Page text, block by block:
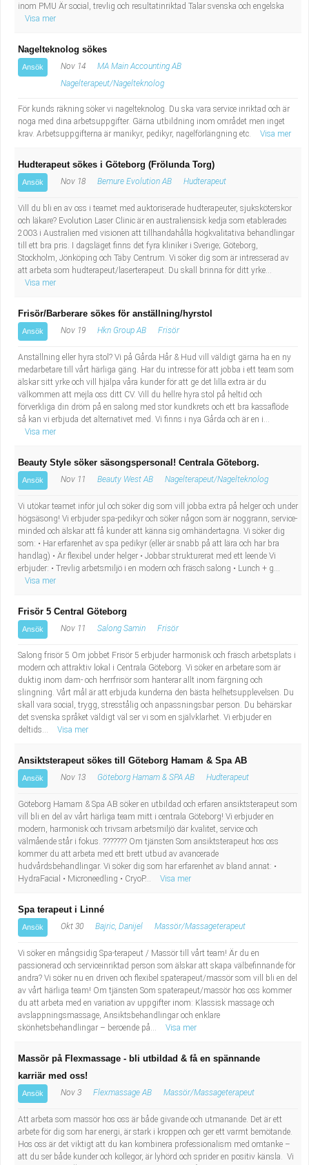
inom PMU Är social, trevlig och resultatinriktad Talar svenska och engelska
Visa mer
Nagelteknolog sökes
Ansök Nov 14
MA Main Accounting AB
Nagelterapeut/Nagelteknolog
För kunds räkning söker vi nagelteknolog. Du ska vara service inriktad och är
noga med dina arbetsuppgifter. Gärna utbildning inom området men inget
krav. Arbetsuppgifterna är manikyr, pedikyr, nagelförlängning etc.
Visa mer
Hudterapeut sökes i Göteborg (Frölunda Torg)
Ansök Nov 18 Bemure Evolution AB Hudterapeut
Vill du bli en av oss i teamet med auktoriserade hudterapeuter, sjuksköterskor
och läkare? Evolution Laser Clinic är en australiensisk kedja som etablerades
2003 i Australien med visionen att tillhandahålla högkvalitativa behandlingar
till ett bra pris. I dagsläget finns det fyra kliniker i Sverige; Göteborg,
Stockholm, Jönköping och Täby Centrum. Vi söker dig som är intresserad av
att arbeta som hudterapeut/laserterapeut. Du skall brinna för ditt yrke...
Visa mer
Frisör/Barberare sökes för anställning/hyrstol
Ansök Nov 19 Hkn Group AB Frisör
Anställning eller hyra stol? Vi på Gårda Hår & Hud vill väldigt gärna ha en ny
medarbetare till vårt härliga gäng. Har du intresse för att jobba i ett team som
älskar sitt yrke och vill hjälpa våra kunder för att ge det lilla extra är du
välkommen att mejla oss ditt CV. Vill du hellre hyra stol på heltid och
förverkliga din dröm på en salong med stor kundkrets och ett bra kassaflöde
så kan vi erbjuda det alternativet med. Vi finns i nya Gårda och är en i...
Visa mer
Beauty Style söker säsongspersonal! Centrala Göteborg.
Ansök Nov 11 Beauty West AB Nagelterapeut/Nagelteknolog
Vi utökar teamet inför jul och söker dig som vill jobba extra på helger och under
högsäsong! Vi erbjuder spa-pedikyr och söker någon som är noggrann, service-
minded och älskar att få kunder att känna sig omhändertagna. Vi söker dig
som: • Har erfarenhet av spa pedikyr (eller är snabb på att lära och har bra
handlag) • Är flexibel under helger • Jobbar strukturerat med ett leende Vi
erbjuder: • Trevlig arbetsmiljö i en modern och fräsch salong • Lunch + g...
Visa mer
Frisör 5 Central Göteborg
Ansök Nov 11 Salong Samin Frisör
Salong frisör 5 Om jobbet Frisör 5 erbjuder harmonisk och fräsch arbetsplats i
modern och attraktiv lokal i Centrala Göteborg. Vi söker en arbetare som är
duktig inom dam- och herrfrisör som hanterar allt inom färgning och
slingning. Vårt mål är att erbjuda kunderna den bästa helhetsupplevelsen. Du
skall vara social, trygg, stresstålig och anpassningsbar person. Du behärskar
det svenska språket väldigt väl ser vi som en självklarhet. Vi erbjuder en
deltids...
Visa mer
Ansiktsterapeut sökes till Göteborg Hamam & Spa AB
Ansök Nov 13 Göteborg Hamam & SPA AB Hudterapeut
Göteborg Hamam & Spa AB söker en utbildad och erfaren ansiktsterapeut som
vill bli en del av vårt härliga team mitt i centrala Göteborg! Vi erbjuder en
modern, harmonisk och trivsam arbetsmiljö där kvalitet, service och
välmående står i fokus. ??????? Om tjänsten Som ansiktsterapeut hos oss
kommer du att arbeta med ett brett utbud av avancerade
hudvårdsbehandlingar. Vi söker dig som har erfarenhet av bland annat: •
HydraFacial • Microneedling • CryoP...
Visa mer
Spa terapeut i Linné
Ansök Okt 30 Bajric, Danijel Massör/Massageterapeut
Vi söker en mångsidig Spa-terapeut / Massör till vårt team! Är du en
passionerad och serviceinriktad person som älskar att skapa välbefinnande för
andra? Vi söker nu en driven och flexibel spaterapeut/massör som vill bli en del
av vårt härliga team! Om tjänsten Som spaterapeut/massör hos oss kommer
du att arbeta med en variation av uppgifter inom: Klassisk massage och
avslappningsmassage, Ansiktsbehandlingar och enklare
skönhetsbehandlingar – beroende på...
Visa mer
Massör på Flexmassage - bli utbildad & få en spännande
karriär med oss!
Ansök Nov 3 Flexmassage AB Massör/Massageterapeut
Att arbeta som massör hos oss är både givande och utmanande. Det är ett
arbete för dig som har energi, är stark i kroppen och ger ett varmt bemötande.
Hos oss är det viktigt att du kan kombinera professionalism med omtanke –
att du ser både kunder och kollegor, är lyhörd och sprider en positiv känsla. Vi